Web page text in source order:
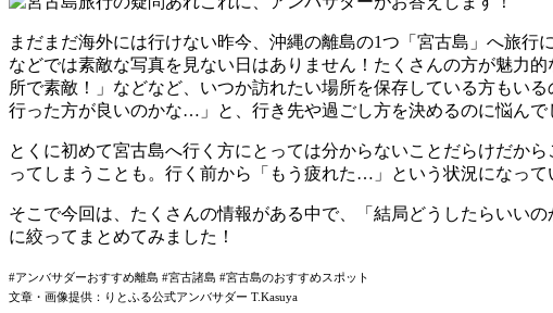
まだまだ海外には行けない昨今、沖縄の離島の1つ「宮古島」へ旅
などでは素敵な写真を見ない日はありません！たくさんの方が魅力
所で素敵！」などなど、いつか訪れたい場所を保存している方もい
行った方が良いのかな…」と、行き先や過ごし方を決めるのに悩んで
とくに初めて宮古島へ行く方にとっては分からないことだらけだか
ってしまうことも。行く前から「もう疲れた…」という状況になって
そこで今回は、たくさんの情報がある中で、「結局どうしたらいい
に絞ってまとめてみました！
#アンバサダーおすすめ離島 #宮古諸島 #宮古島のおすすめスポット
文章・画像提供：りとふる公式アンバサダー T.Kasuya